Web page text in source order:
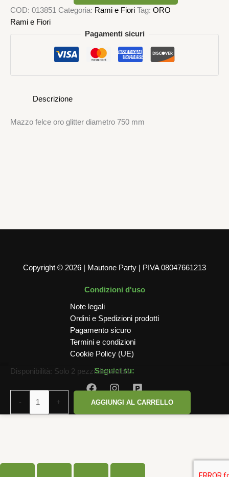
COD: 013851 Categoria: Rami e Fiori Tag: ORO
Rami e Fiori
Pagamenti sicuri
Descrizione
Mazzo felce oro glitter diametro 750 mm
Copyright © 2026 | Mautone Party | PIVA 08047661213
Condizioni d'uso
Note legali
Ordini e Spedizioni prodotti
Pagamento sicuro
Termini e condizioni
Cookie Policy (UE)
Seguici su:
Disponibilità: Solo 2 pezzi disponibili
-
MAZZO
GLITTER
+ AGGIUNGI AL CARRELLO